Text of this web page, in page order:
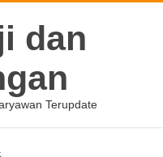
dan
Terupdate